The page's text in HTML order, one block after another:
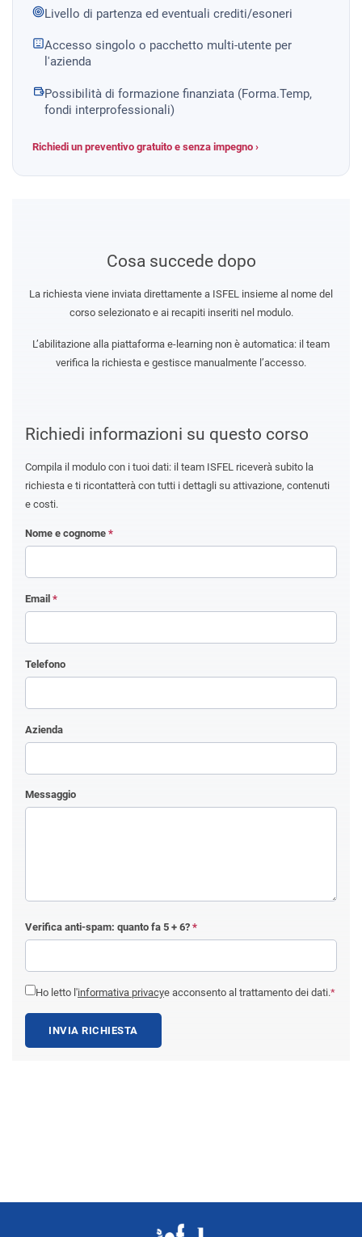
Livello di partenza ed eventuali crediti/esoneri
Accesso singolo o pacchetto multi-utente per
l'azienda
Possibilità di formazione finanziata (Forma.Temp,
fondi interprofessionali)
Richiedi un preventivo gratuito e senza impegno ›
Richiedi informazioni su questo corso
Compila il modulo con i tuoi dati: il team ISFEL riceverà subito la
richiesta e ti ricontatterà con tutti i dettagli su attivazione, contenuti
e costi.
Nome e cognome *
Email *
Telefono
Azienda
Messaggio
Verifica anti-spam: quanto fa 5 + 6? *
Ho letto l'informativa privacye acconsento al trattamento dei dati.*
INVIA RICHIESTA
Cosa succede dopo
La richiesta viene inviata direttamente a ISFEL insieme al nome del
corso selezionato e ai recapiti inseriti nel modulo.
L’abilitazione alla piattaforma e-learning non è automatica: il team
verifica la richiesta e gestisce manualmente l’accesso.